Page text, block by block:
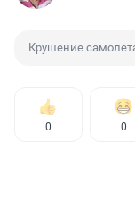
Крушение
0 0